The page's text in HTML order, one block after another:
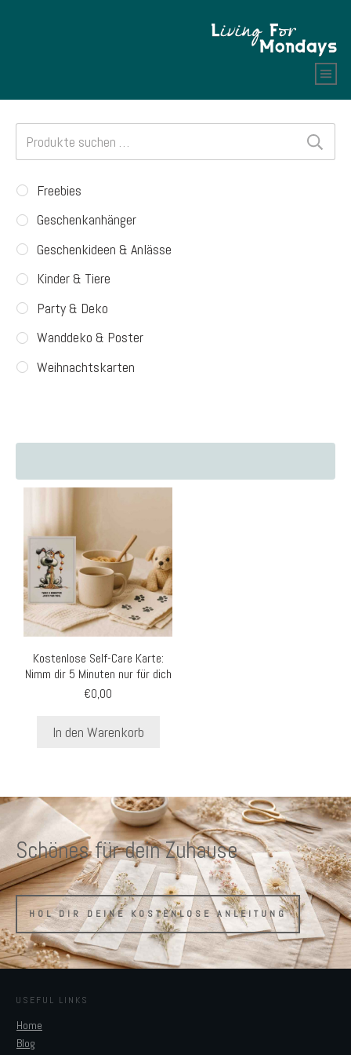
Kostenlose Self-Care Karte:
Nimm dir 5 Minuten nur für dich
€0,00
In den Warenkorb
Suchen
nach:
Freebies
Geschenkanhänger
Geschenkideen & Anlässe
Kinder & Tiere
Party & Deko
Wanddeko & Poster
Weihnachtskarten
Schönes für dein Zuhause
HOL DIR DEINE KOSTENLOSE ANLEITUNG
USEFUL LINKS
Home
Blog